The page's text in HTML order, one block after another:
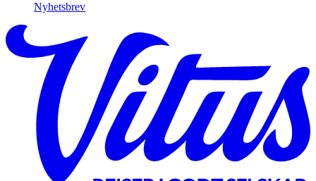
Nyhetsbrev